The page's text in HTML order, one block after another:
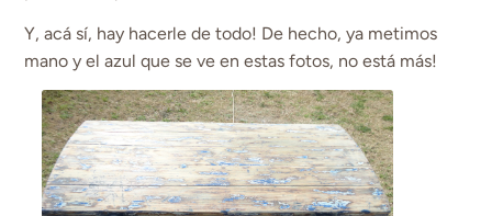
Y, acá sí, hay hacerle de todo! De hecho, ya metimos
mano y el azul que se ve en estas fotos, no está más!